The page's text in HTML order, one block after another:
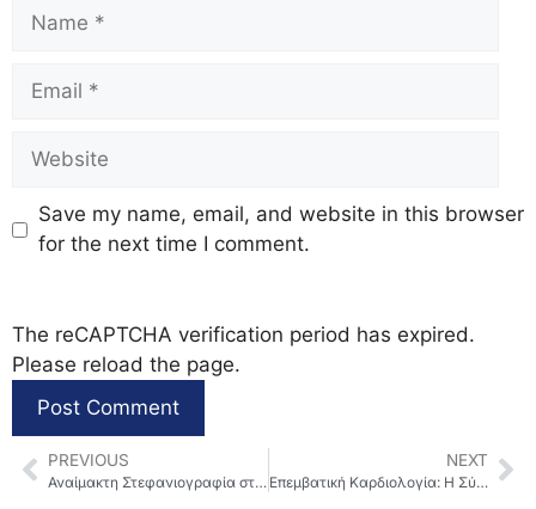
Save my name, email, and website in this browser
for the next time I comment.
The reCAPTCHA verification period has expired.
Please reload the page.
PREVIOUS
Αναίμακτη Στεφανιογραφία στη Θεσσαλονίκη – Τι πρέπει να ξέρετε
NEXT
Επεμβατική Καρδιολογία: Η Σύγχρονη Καρδιολογία Χωρίς Χειρουργείο